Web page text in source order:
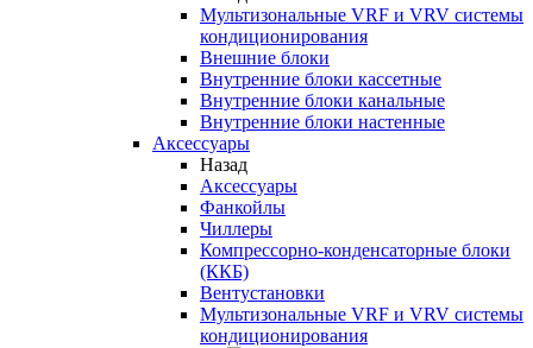
Мультизональные VRF и VRV системы
кондиционирования
Внешние блоки
Внутренние блоки кассетные
Внутренние блоки канальные
Внутренние блоки настенные
Аксессуары
Назад
Аксессуары
Фанкойлы
Чиллеры
Компрессорно-конденсаторные блоки
(ККБ)
Вентустановки
Мультизональные VRF и VRV системы
кондиционирования